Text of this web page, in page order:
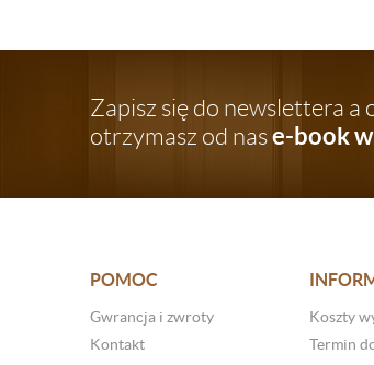
Zapisz się do newslettera
otrzymasz od nase-book
POMOC
Gwrancja i zwroty
Kontakt
Koszty
Termin